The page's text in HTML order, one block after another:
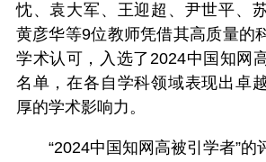
忱、袁大军、王迎超、尹世平、
黄彦华等9位教师凭借其高质量的
学术认可，入选了2024中国知网
名单，在各自学科领域表现出卓
厚的学术影响力。
“2024中国知网高被引学者”的